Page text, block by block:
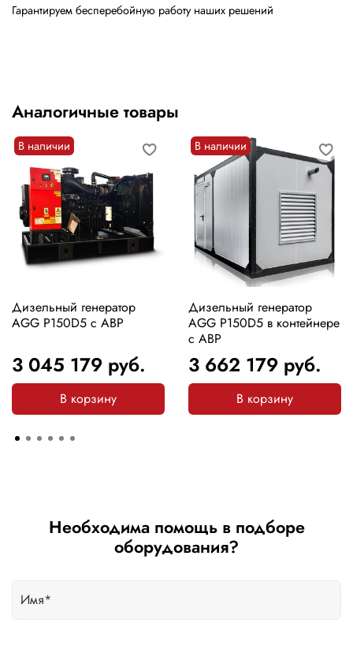
Гарантируем бесперебойную работу наших решений
Аналогичные товары
В наличии
Дизельный генератор
AGG P150D5 с АВР
3 045 179 руб.
В корзину
В наличии
Дизельный генератор
AGG P150D5 в контейнере
с АВР
3 662 179 руб.
В корзину
Необходима помощь в подборе
оборудования?